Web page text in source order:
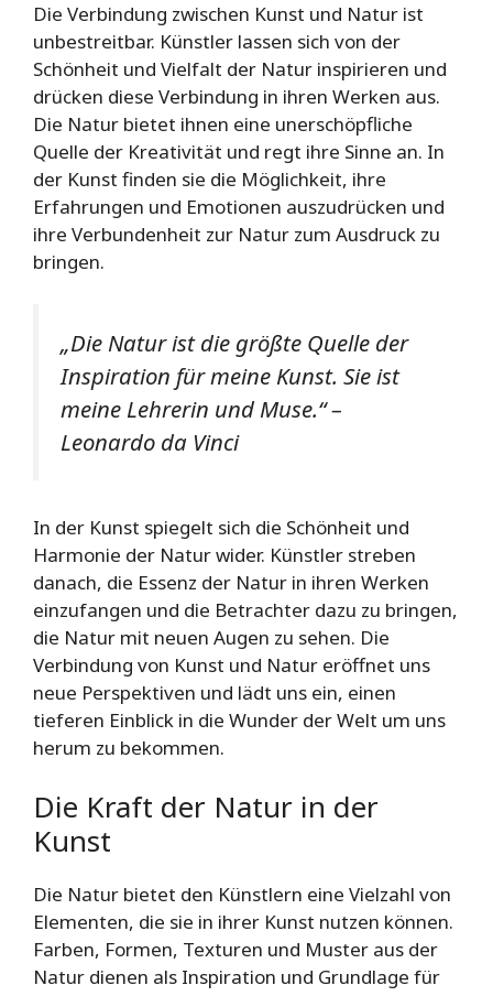
Die Verbindung zwischen Kunst und Natur ist
unbestreitbar. Künstler lassen sich von der
Schönheit und Vielfalt der Natur inspirieren und
drücken diese Verbindung in ihren Werken aus.
Die Natur bietet ihnen eine unerschöpfliche
Quelle der Kreativität und regt ihre Sinne an. In
der Kunst finden sie die Möglichkeit, ihre
Erfahrungen und Emotionen auszudrücken und
ihre Verbundenheit zur Natur zum Ausdruck zu
bringen.
„Die Natur ist die größte Quelle der
Inspiration für meine Kunst. Sie ist
meine Lehrerin und Muse.“ –
Leonardo da Vinci
In der Kunst spiegelt sich die Schönheit und
Harmonie der Natur wider. Künstler streben
danach, die Essenz der Natur in ihren Werken
einzufangen und die Betrachter dazu zu bringen,
die Natur mit neuen Augen zu sehen. Die
Verbindung von Kunst und Natur eröffnet uns
neue Perspektiven und lädt uns ein, einen
tieferen Einblick in die Wunder der Welt um uns
herum zu bekommen.
Die Kraft der Natur in der
Kunst
Die Natur bietet den Künstlern eine Vielzahl von
Elementen, die sie in ihrer Kunst nutzen können.
Farben, Formen, Texturen und Muster aus der
Natur dienen als Inspiration und Grundlage für